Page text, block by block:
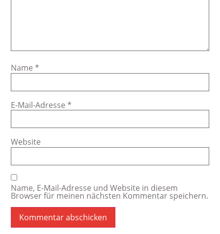
Name *
E-Mail-Adresse *
Website
Name, E-Mail-Adresse und Website in diesem
Browser für meinen nächsten Kommentar speichern.